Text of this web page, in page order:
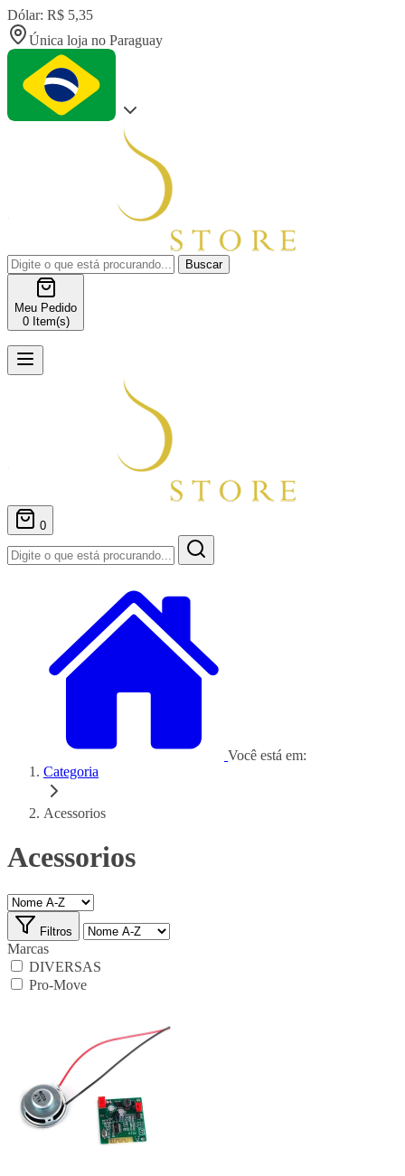
Dólar: R$ 5,35
Única loja no Paraguay
Buscar
Meu Pedido
0 Item(s)
0
Você está em:
Categoria
Acessorios
Acessorios
Filtros
Marcas
DIVERSAS
Pro-Move